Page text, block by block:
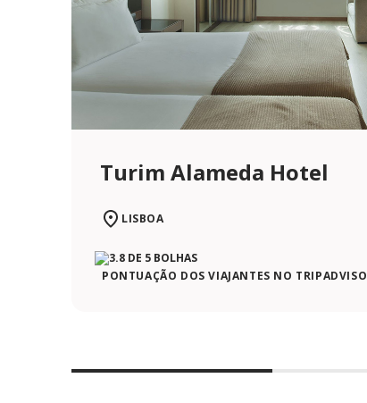
Turim Alameda Hotel
LISBOA
PONTUAÇÃO DOS VIAJANTES NO